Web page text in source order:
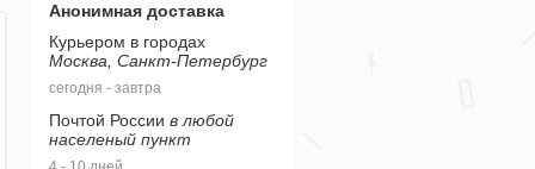
Анонимная доставка
Курьером в городах
Москва, Санкт-Петербург
сегодня - завтра
Почтой России в любой
населеный пункт